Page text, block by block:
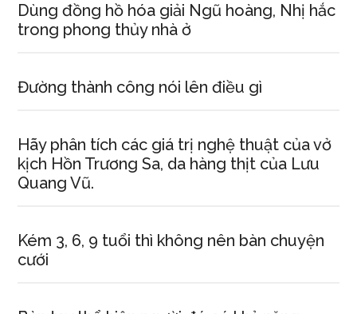
Dùng đồng hồ hóa giải Ngũ hoàng, Nhị hắc
trong phong thủy nhà ở
Đường thành công nói lên điều gì
Hãy phân tích các giá trị nghệ thuật của vở
kịch Hồn Trương Sa, da hàng thịt của Lưu
Quang Vũ.
Kém 3, 6, 9 tuổi thì không nên bàn chuyện
cưới